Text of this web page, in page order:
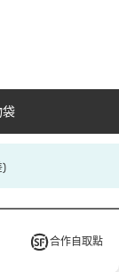
)
合作自取點